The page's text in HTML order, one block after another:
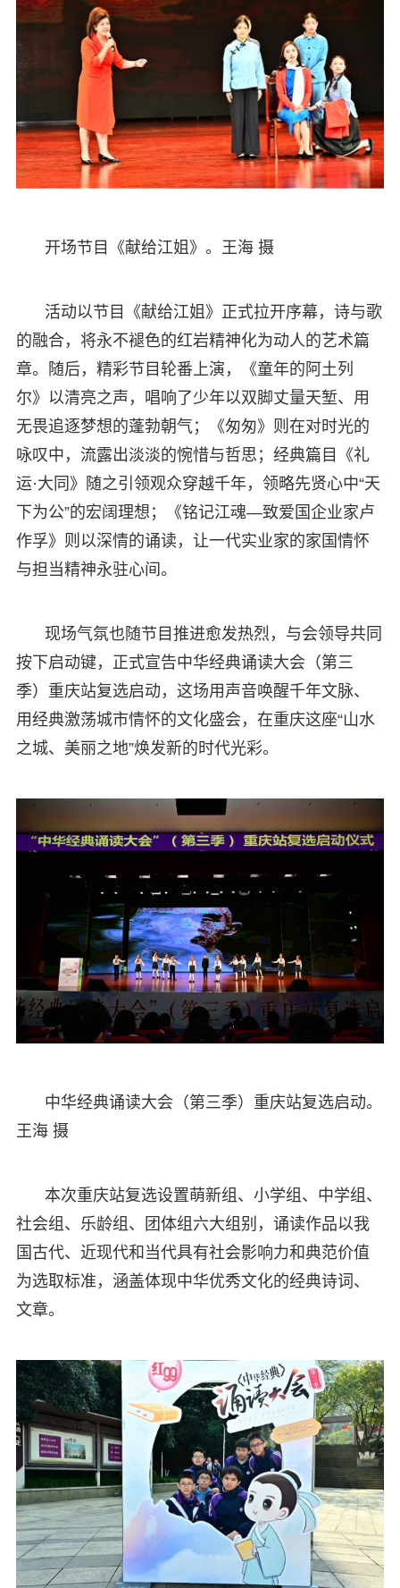
开场节目《献给江姐》。王海 摄
活动以节目《献给江姐》正式拉开序幕，诗与歌
的融合，将永不褪色的红岩精神化为动人的艺术篇
章。随后，精彩节目轮番上演，《童年的阿土列
尔》以清亮之声，唱响了少年以双脚丈量天堑、用
无畏追逐梦想的蓬勃朝气；《匆匆》则在对时光的
咏叹中，流露出淡淡的惋惜与哲思；经典篇目《礼
运·大同》随之引领观众穿越千年，领略先贤心中“天
下为公”的宏阔理想；《铭记江魂—致爱国企业家卢
作孚》则以深情的诵读，让一代实业家的家国情怀
与担当精神永驻心间。
现场气氛也随节目推进愈发热烈，与会领导共同
按下启动键，正式宣告中华经典诵读大会（第三
季）重庆站复选启动，这场用声音唤醒千年文脉、
用经典激荡城市情怀的文化盛会，在重庆这座“山水
之城、美丽之地”焕发新的时代光彩。
中华经典诵读大会（第三季）重庆站复选启动。
王海 摄
本次重庆站复选设置萌新组、小学组、中学组、
社会组、乐龄组、团体组六大组别，诵读作品以我
国古代、近现代和当代具有社会影响力和典范价值
为选取标准，涵盖体现中华优秀文化的经典诗词、
文章。